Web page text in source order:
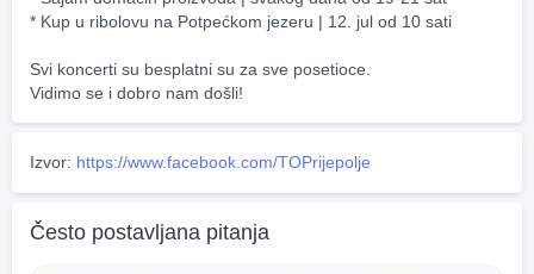
* Kup u ribolovu na Potpećkom jezeru | 12. jul od 10 sati
Svi koncerti su besplatni su za sve posetioce.
Vidimo se i dobro nam došli!
Izvor: https://www.facebook.com/TOPrijepolje
Često postavljana pitanja